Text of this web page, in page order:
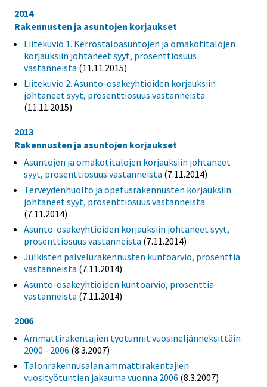
2014
Rakennusten ja asuntojen korjaukset
Liitekuvio 1. Kerrostaloasuntojen ja omakotitalojen
korjauksiin johtaneet syyt, prosenttiosuus
vastanneista (11.11.2015)
Liitekuvio 2. Asunto-osakeyhtiöiden korjauksiin
johtaneet syyt, prosenttiosuus vastanneista
(11.11.2015)
2013
Rakennusten ja asuntojen korjaukset
Asuntojen ja omakotitalojen korjauksiin johtaneet
syyt, prosenttiosuus vastanneista (7.11.2014)
Terveydenhuolto ja opetusrakennusten korjauksiin
johtaneet syyt, prosenttiosuus vastanneista
(7.11.2014)
Asunto-osakeyhtiöiden korjauksiin johtaneet syyt,
prosenttiosuus vastanneista (7.11.2014)
Julkisten palvelurakennusten kuntoarvio, prosenttia
vastanneista (7.11.2014)
Asunto-osakeyhtiöiden kuntoarvio, prosenttia
vastanneista (7.11.2014)
2006
Ammattirakentajien työtunnit vuosineljänneksittäin
2000 - 2006 (8.3.2007)
Talonrakennusalan ammattirakentajien
vuosityötuntien jakauma vuonna 2006 (8.3.2007)